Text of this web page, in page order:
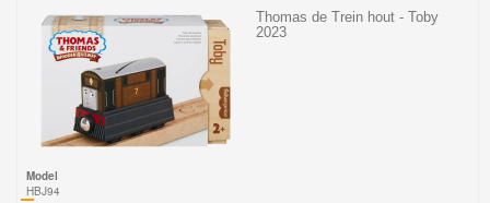
Thomas de Trein hout - Toby
2023
Model
HBJ94